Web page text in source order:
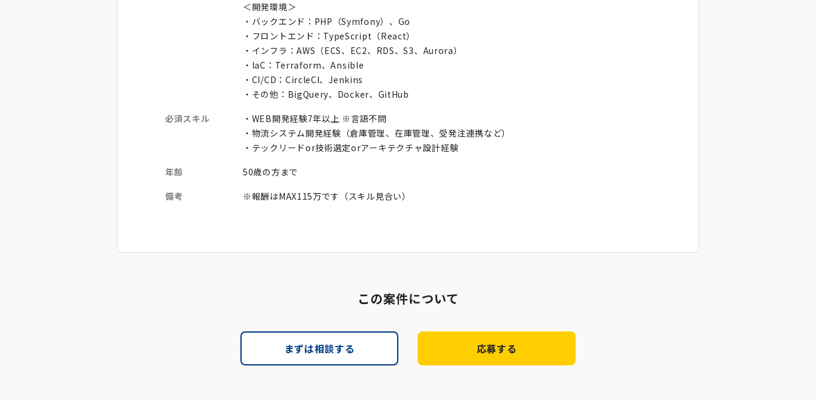
＜開発環境＞
・バックエンド：PHP（Symfony）、Go
・フロントエンド：TypeScript（React）
・インフラ：AWS（ECS、EC2、RDS、S3、Aurora）
・IaC：Terraform、Ansible
・CI/CD：CircleCI、Jenkins
・その他：BigQuery、Docker、GitHub
必須スキル
・WEB開発経験7年以上 ※言語不問
・物流システム開発経験（倉庫管理、在庫管理、受発注連携など）
・テックリードor技術選定orアーキテクチャ設計経験
年齢
50歳の方まで
備考
※報酬はMAX115万です（スキル見合い）
この案件について
まずは相談する 応募する